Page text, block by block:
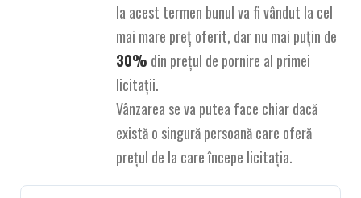
la acest termen bunul va fi vândut la cel
mai mare preț oferit, dar nu mai puțin de
30% din prețul de pornire al primei
licitații.
Vânzarea se va putea face chiar dacă
există o singură persoană care oferă
prețul de la care începe licitația.